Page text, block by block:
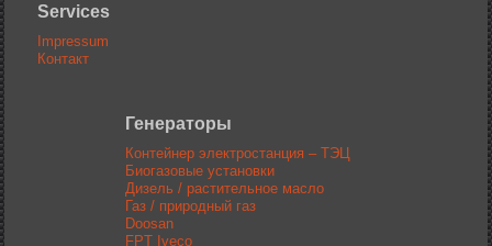
Services
Impressum
Контакт
Генераторы
Контейнер электростанция – ТЭЦ
Биогазовые установки
Дизель / растительное масло
Газ / природный газ
Doosan
FPT Iveco